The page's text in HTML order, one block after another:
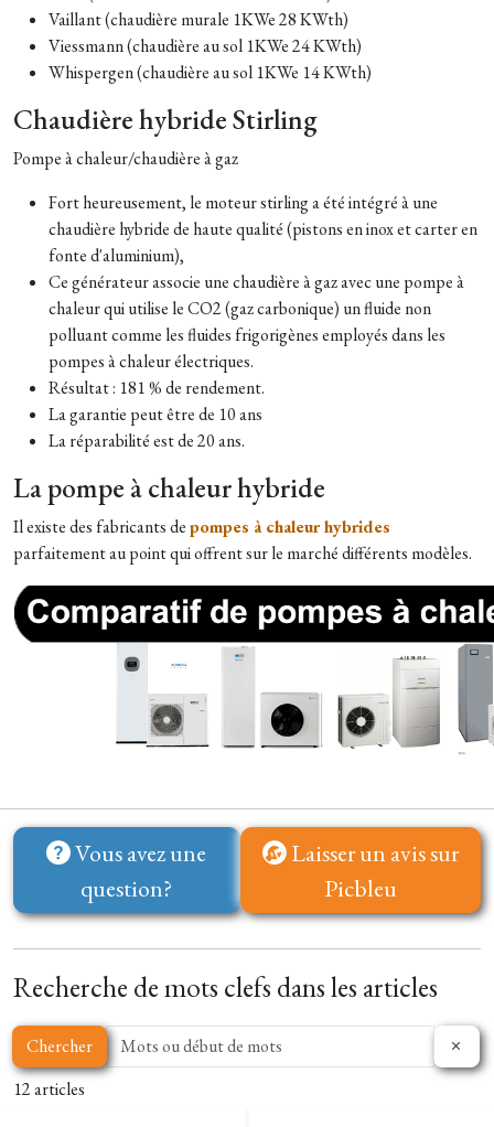
Vaillant (chaudière murale 1KWe 28 KWth)
Viessmann (chaudière au sol 1KWe 24 KWth)
Whispergen (chaudière au sol 1KWe 14 KWth)
Chaudière hybride Stirling
Pompe à chaleur/chaudière à gaz
Fort heureusement, le moteur stirling a été intégré à une
chaudière hybride de haute qualité (pistons en inox et carter en
fonte d'aluminium),
Ce générateur associe une chaudière à gaz avec une pompe à
chaleur qui utilise le CO2 (gaz carbonique) un fluide non
polluant comme les fluides frigorigènes employés dans les
pompes à chaleur électriques.
Résultat : 181 % de rendement.
La garantie peut être de 10 ans
La réparabilité est de 20 ans.
La pompe à chaleur hybride
Il existe des fabricants depompes à chaleur hybrides
parfaitement au point qui offrent sur le marché différents modèles.
Vous avez une
question?
Laisser un avis sur
Picbleu
Recherche de mots clefs dans les articles
Chercher
12 articles